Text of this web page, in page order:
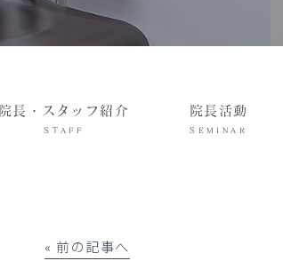
院長・スタッフ紹介
STAFF
院長活動
SEMINAR
« 前の記事へ